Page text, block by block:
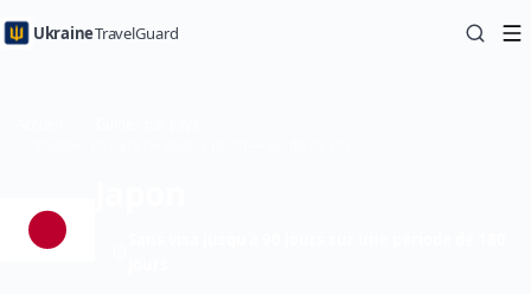
UkraineTravelGuard